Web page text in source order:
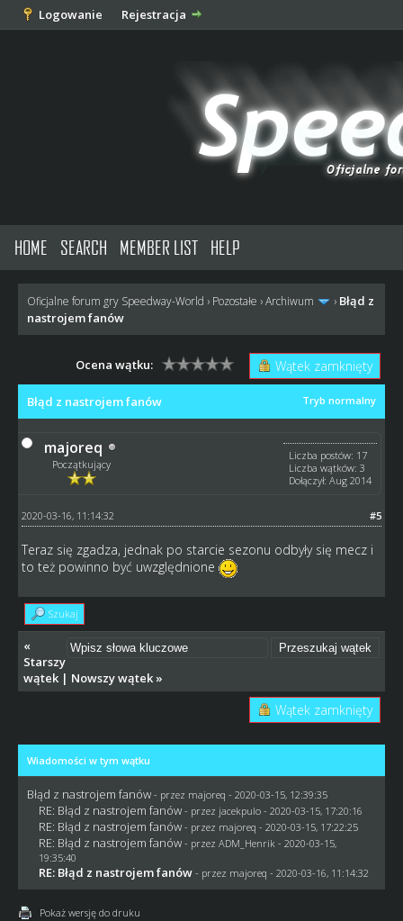
Logowanie Rejestracja
HOME SEARCH MEMBER LIST HELP
Oficjalne forum gry Speedway-World › Pozostałe ›Archiwum › Błąd z
nastrojem fanów
Wątek zamknięty
Ocena wątku:
Tryb normalny
Błąd z nastrojem fanów
majoreq
Początkujący
Liczba postów: 17
Liczba wątków: 3
Dołączył: Aug 2014
#5
2020-03-16, 11:14:32
Teraz się zgadza, jednak po starcie sezonu odbyły się mecz i
to też powinno być uwzględnione
Szukaj
«
Starszy
wątek| Nowszy wątek»
Wątek zamknięty
Wiadomości w tym wątku
Błąd z nastrojem fanów - przez majoreq - 2020-03-15, 12:39:35
RE: Błąd z nastrojem fanów - przez jacekpulo- 2020-03-15, 17:20:16
RE: Błąd z nastrojem fanów - przez majoreq - 2020-03-15, 17:22:25
RE: Błąd z nastrojem fanów - przez ADM_Henrik - 2020-03-15,
19:35:40
RE: Błąd z nastrojem fanów - przez majoreq - 2020-03-16, 11:14:32
Pokaż wersję do druku